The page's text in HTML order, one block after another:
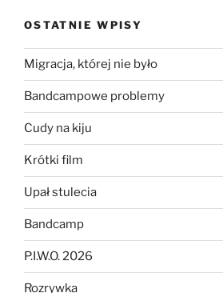
OSTATNIE WPISY
Migracja, której nie było
Bandcampowe problemy
Cudy na kiju
Krótki film
Upał stulecia
Bandcamp
P.I.W.O. 2026
Rozrywka